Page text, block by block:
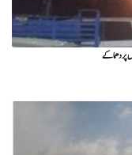
دھماکے